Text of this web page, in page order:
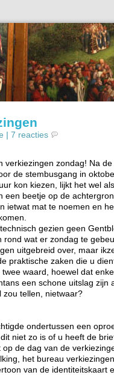
| 7 reacties
verkiezingen zondag! Na
de stembusgang in
kon kiezen, lijkt het wel
een beetje op de
ietwat mat te noemen en
gezien geen
rond wat er zondag te
uitgebreid over, maar
praktische zaken die u
waard, hoewel dat
een schone uitslag zijn
zou tellen, nietwaar?
ondertussen een
niet zo is of u heeft de
de dag van de
het bureau
van de identiteitskaart